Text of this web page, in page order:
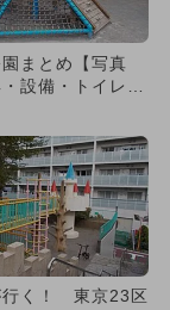
まとめ【写真
設備・トイレも
行く！ 東京23区